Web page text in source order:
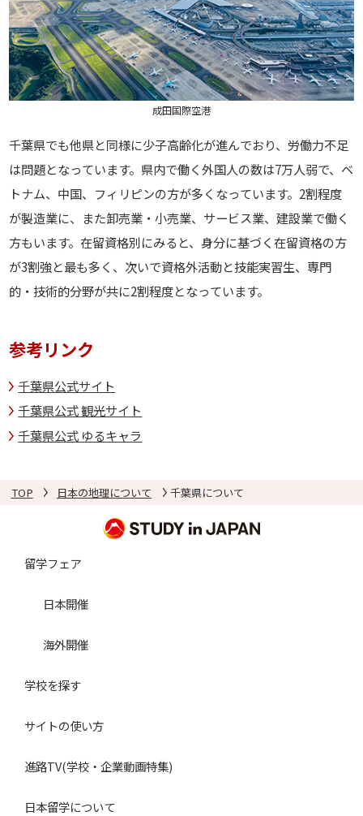
成田国際空港
千葉県でも他県と同様に少子高齢化が進んでおり、労働力不足
は問題となっています。県内で働く外国人の数は7万人弱で、ベ
トナム、中国、フィリピンの方が多くなっています。2割程度
が製造業に、また卸売業・小売業、サービス業、建設業で働く
方もいます。在留資格別にみると、身分に基づく在留資格の方
が3割強と最も多く、次いで資格外活動と技能実習生、専門
的・技術的分野が共に2割程度となっています。
参考リンク
千葉県公式サイト
千葉県公式 観光サイト
千葉県公式 ゆるキャラ
TOP 日本の地理について 千葉県について
留学フェア
日本開催
海外開催
学校を探す
サイトの使い方
進路TV(学校・企業動画特集)
日本留学について